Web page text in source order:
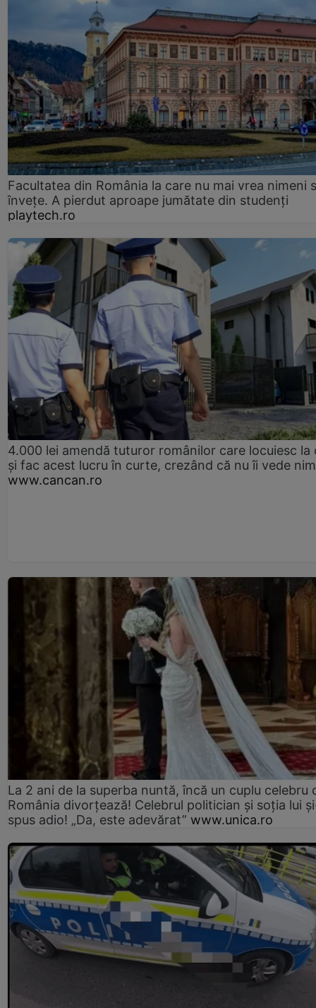
Facultatea din România la care nu mai vrea nimeni
înveţe. A pierdut aproape jumătate din studenţi
playtech.ro
4.000 lei amendă tuturor românilor care locuiesc la
și fac acest lucru în curte, crezând că nu îi vede
www.cancan.ro
La 2 ani de la superba nuntă, încă un cuplu celebru
România divorțează! Celebrul politician și soția lui
spus adio! „Da, este adevărat” www.unica.ro